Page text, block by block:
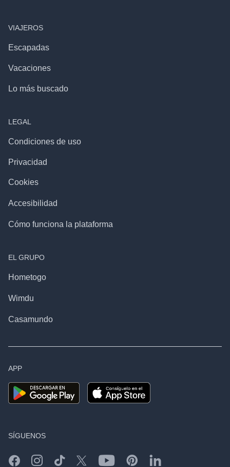
VIAJEROS
Escapadas
Vacaciones
Lo más buscado
LEGAL
Condiciones de uso
Privacidad
Cookies
Accesibilidad
Cómo funciona la plataforma
EL GRUPO
Hometogo
Wimdu
Casamundo
APP
SÍGUENOS